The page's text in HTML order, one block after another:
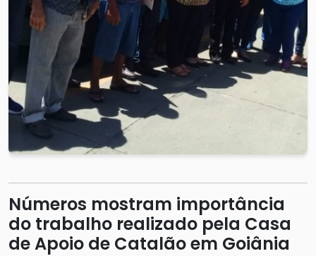
Números mostram importância
do trabalho realizado pela Casa
de Apoio de Catalão em Goiânia